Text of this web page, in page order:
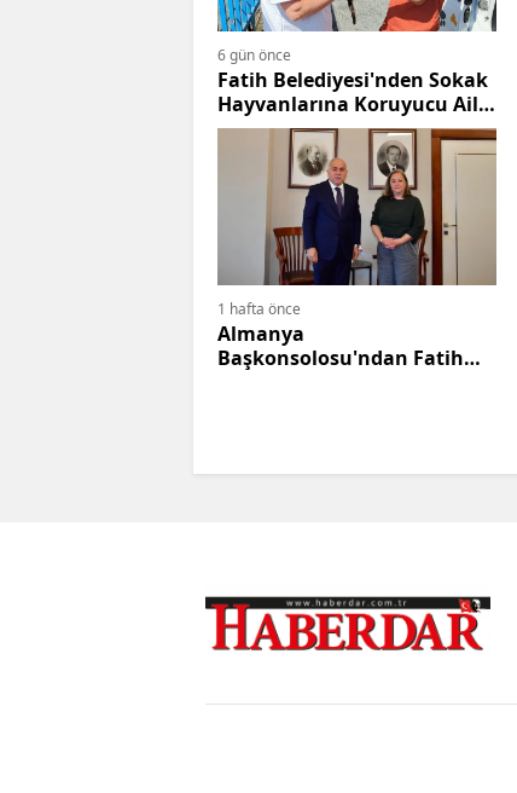
6 gün önce
Fatih Belediyesi'nden Sokak
Hayvanlarına Koruyucu Aile
Modeli
1 hafta önce
Almanya
Başkonsolosu'ndan Fatih